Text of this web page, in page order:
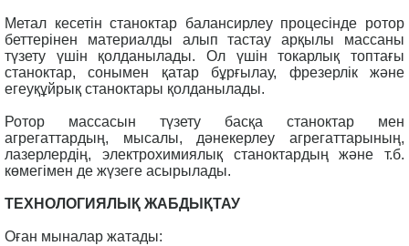
Метал кесетін станоктар балансирлеу процесінде ротор
беттерінен материалды алып тастау арқылы массаны
түзету үшін қолданылады. Ол үшін токарлық топтағы
станоктар, сонымен қатар бұрғылау, фрезерлік және
егеуқұйрық станоктары қолданылады.
Ротор массасын түзету басқа станоктар мен
агрегаттардың, мысалы, дәнекерлеу агрегаттарының,
лазерлердің, электрохимиялық станоктардың және т.б.
көмегімен де жүзеге асырылады.
ТЕХНОЛОГИЯЛЫҚ ЖАБДЫҚТАУ
Оған мыналар жатады: